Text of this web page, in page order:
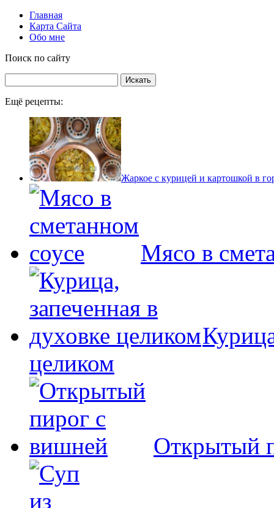
Главная
Карта Сайта
Обо мне
Поиск по сайту
Ещё рецепты:
Жаркое с курицей и картошкой в
Мясо в
целиком
Открытый